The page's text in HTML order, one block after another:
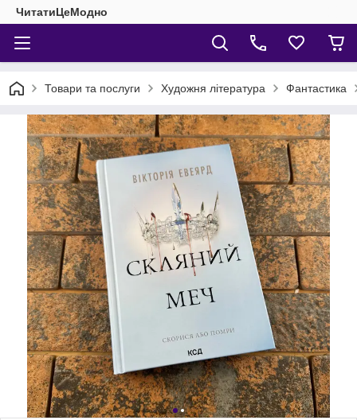
ЧитатиЦеМодно
Товари та послуги Художня література Фантастика